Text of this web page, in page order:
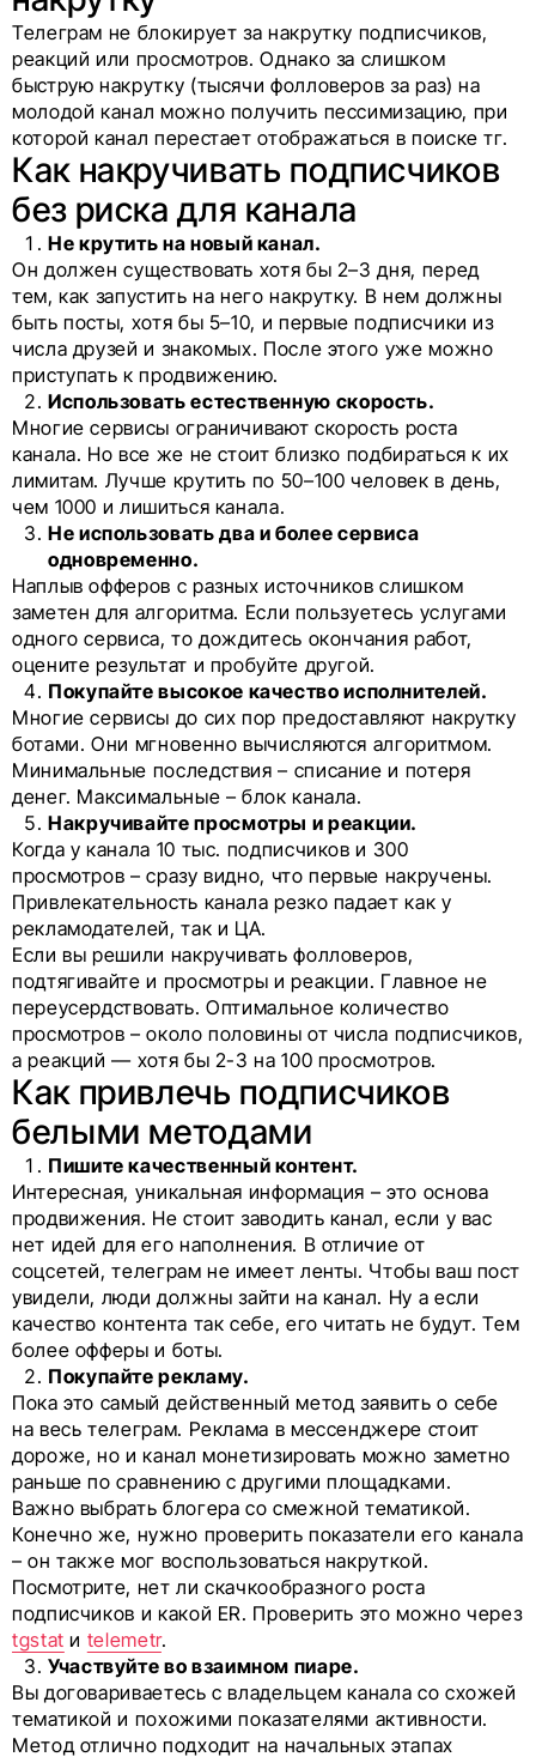
Телеграм не блокирует за накрутку подписчиков,
реакций или просмотров. Однако за слишком
быструю накрутку (тысячи фолловеров за раз) на
молодой канал можно получить пессимизацию, при
которой канал перестает отображаться в поиске тг.
Как накручивать подписчиков
без риска для канала
Не крутить на новый канал.
Он должен существовать хотя бы 2–3 дня, перед
тем, как запустить на него накрутку. В нем должны
быть посты, хотя бы 5–10, и первые подписчики из
числа друзей и знакомых. После этого уже можно
приступать к продвижению.
Использовать естественную скорость.
Многие сервисы ограничивают скорость роста
канала. Но все же не стоит близко подбираться к их
лимитам. Лучше крутить по 50–100 человек в день,
чем 1000 и лишиться канала.
Не использовать два и более сервиса
одновременно.
Наплыв офферов с разных источников слишком
заметен для алгоритма. Если пользуетесь услугами
одного сервиса, то дождитесь окончания работ,
оцените результат и пробуйте другой.
Покупайте высокое качество исполнителей.
Многие сервисы до сих пор предоставляют накрутку
ботами. Они мгновенно вычисляются алгоритмом.
Минимальные последствия – списание и потеря
денег. Максимальные – блок канала.
Накручивайте просмотры и реакции.
Когда у канала 10 тыс. подписчиков и 300
просмотров – сразу видно, что первые накручены.
Привлекательность канала резко падает как у
рекламодателей, так и ЦА.
Если вы решили накручивать фолловеров,
подтягивайте и просмотры и реакции. Главное не
переусердствовать. Оптимальное количество
просмотров – около половины от числа подписчиков,
а реакций — хотя бы 2-3 на 100 просмотров.
Как привлечь подписчиков
белыми методами
Пишите качественный контент.
Интересная, уникальная информация – это основа
продвижения. Не стоит заводить канал, если у вас
нет идей для его наполнения. В отличие от
соцсетей, телеграм не имеет ленты. Чтобы ваш пост
увидели, люди должны зайти на канал. Ну а если
качество контента так себе, его читать не будут. Тем
более офферы и боты.
Покупайте рекламу.
Пока это самый действенный метод заявить о себе
на весь телеграм. Реклама в мессенджере стоит
дороже, но и канал монетизировать можно заметно
раньше по сравнению с другими площадками.
Важно выбрать блогера со смежной тематикой.
Конечно же, нужно проверить показатели его канала
– он также мог воспользоваться накруткой.
Посмотрите, нет ли скачкообразного роста
подписчиков и какой ER. Проверить это можно через
tgstat и telemetr.
Участвуйте во взаимном пиаре.
Вы договариваетесь с владельцем канала со схожей
тематикой и похожими показателями активности.
Метод отлично подходит на начальных этапах